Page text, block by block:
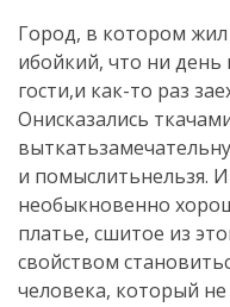
Город, в котором
ибойкий, что ни
гости,и как-то раз
Онисказались
и помыслитьнельзя.
необыкновенно
платье, сшитое из
свойством
человека, который